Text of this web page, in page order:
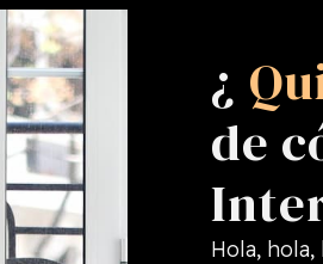
¿
de
Hola, hola,